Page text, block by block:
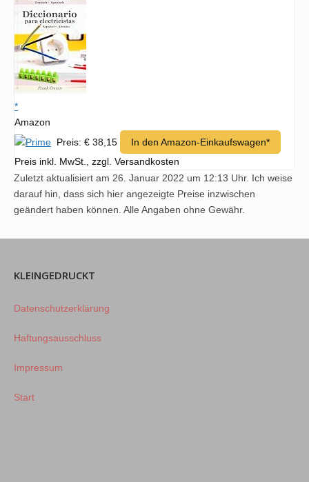
*
Amazon
Preis: € 38,15
In den Amazon-Einkaufswagen*
Preis inkl. MwSt., zzgl. Versandkosten
Zuletzt aktualisiert am 26. Januar 2022 um 12:13 Uhr. Ich weise
darauf hin, dass sich hier angezeigte Preise inzwischen
geändert haben können. Alle Angaben ohne Gewähr.
KLEINGEDRUCKT
Datenschutzerklärung
Haftungsausschluss
Impressum
Start